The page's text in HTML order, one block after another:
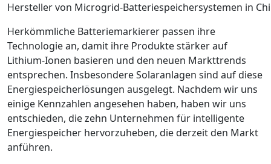
Hersteller von Microgrid-Batteriespeichersystemen in
Herkömmliche Batteriemarkierer passen ihre
Technologie an, damit ihre Produkte stärker auf
Lithium-Ionen basieren und den neuen Markttrends
entsprechen. Insbesondere Solaranlagen sind auf diese
Energiespeicherlösungen ausgelegt. Nachdem wir uns
einige Kennzahlen angesehen haben, haben wir uns
entschieden, die zehn Unternehmen für intelligente
Energiespeicher hervorzuheben, die derzeit den Markt
anführen.